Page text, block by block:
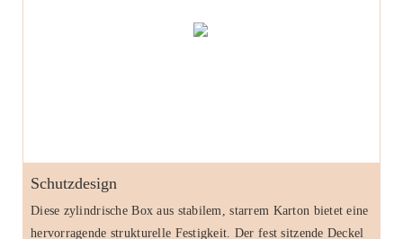
Schutzdesign
Diese zylindrische Box aus stabilem, starrem Karton bietet eine
hervorragende strukturelle Festigkeit. Der fest sitzende Deckel